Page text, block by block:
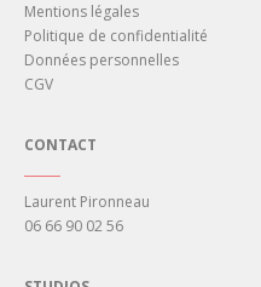
Mentions légales
Politique de confidentialité
Données personnelles
CGV
CONTACT
Laurent Pironneau
06 66 90 02 56